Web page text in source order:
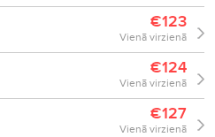
€123
Vienā virzienā
€124
Vienā virzienā
€127
Vienā virzienā